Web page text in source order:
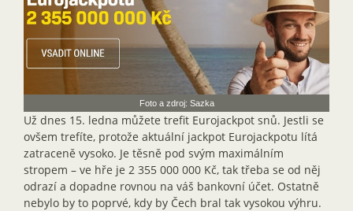
Foto a zdroj: Sazka
Už dnes 15. ledna můžete trefit Eurojackpot snů. Jestli se
ovšem trefíte, protože aktuální jackpot Eurojackpotu lítá
zatraceně vysoko. Je těsně pod svým maximálním
stropem – ve hře je 2 355 000 000 Kč, tak třeba se od něj
odrazí a dopadne rovnou na váš bankovní účet. Ostatně
nebylo by to poprvé, kdy by Čech bral tak vysokou výhru.